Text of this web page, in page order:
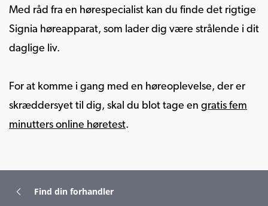
Med råd fra en hørespecialist kan du finde det rigtige
Signia høreapparat, som lader dig være strålende i dit
daglige liv.
For at komme i gang med en høreoplevelse, der er
skræddersyet til dig, skal du blot tage en gratis fem
minutters online høretest.
Find din forhandler